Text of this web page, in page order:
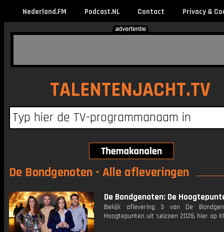
Nederland.FM Podcast.NL Contact Privacy &
TALENTENJACHT.TV
De Bondgenoten - Alle afleveringen
De Bondgenoten: De
Bekijk aflevering 3 van De
Hoogtepunten uit seizoen 2026 hier op